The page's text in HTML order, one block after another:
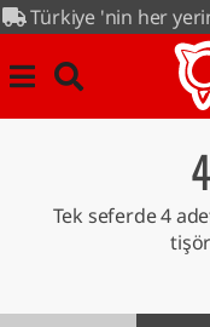
ücretsiz!
Tek seferde 4